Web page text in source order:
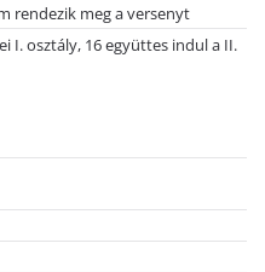
rendezik meg a versenyt
I. osztály, 16 együttes indul a II.